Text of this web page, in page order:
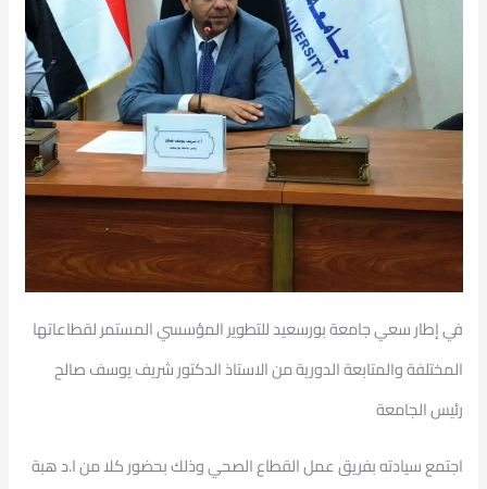
في إطار سعي جامعة بورسعيد للتطوير المؤسسي المستمر لقطاعاتها
المختلفة والمتابعة الدورية من الاستاذ الدكتور شريف يوسف صالح
رئيس الجامعة
اجتمع سيادته بفريق عمل القطاع الصحي وذلك بحضور كلا من ا.د هبة